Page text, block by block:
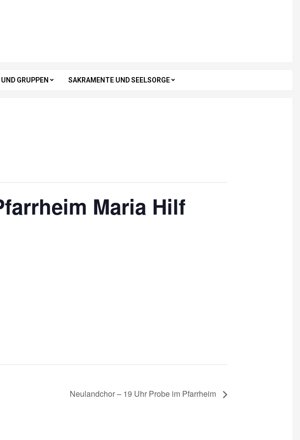
GRUPPEN SAKRAMENTE UND SEELSORGE
Maria Hilf
Neulandchor – 19 Uhr Probe im Pfarrheim